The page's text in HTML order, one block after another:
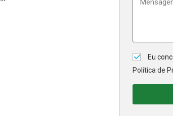
Eu
Política de